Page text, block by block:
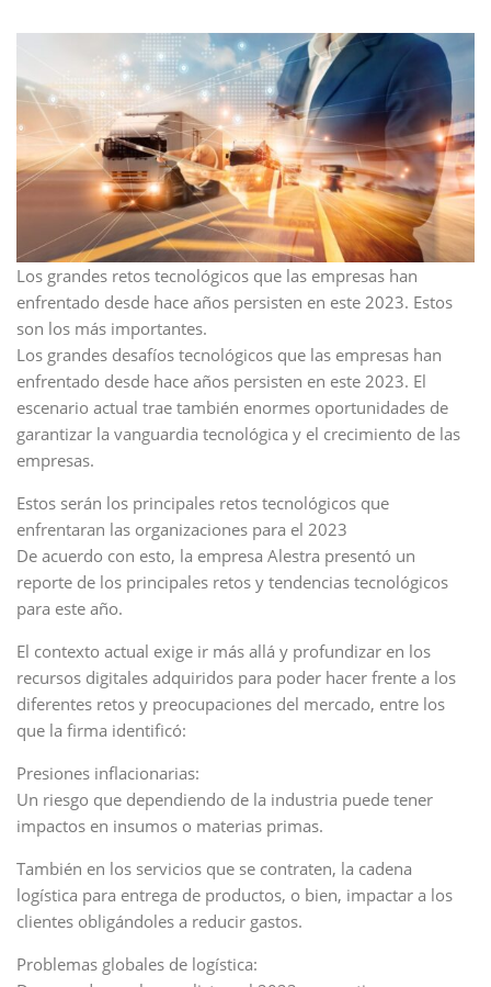
Los grandes retos tecnológicos que las empresas han
enfrentado desde hace años persisten en este 2023. Estos
son los más importantes.
Los grandes desafíos tecnológicos que las empresas han
enfrentado desde hace años persisten en este 2023. El
escenario actual trae también enormes oportunidades de
garantizar la vanguardia tecnológica y el crecimiento de las
empresas.
Estos serán los principales retos tecnológicos que
enfrentaran las organizaciones para el 2023
De acuerdo con esto, la empresa Alestra presentó un
reporte de los principales retos y tendencias tecnológicos
para este año.
El contexto actual exige ir más allá y profundizar en los
recursos digitales adquiridos para poder hacer frente a los
diferentes retos y preocupaciones del mercado, entre los
que la firma identificó:
Presiones inflacionarias:
Un riesgo que dependiendo de la industria puede tener
impactos en insumos o materias primas.
También en los servicios que se contraten, la cadena
logística para entrega de productos, o bien, impactar a los
clientes obligándoles a reducir gastos.
Problemas globales de logística: